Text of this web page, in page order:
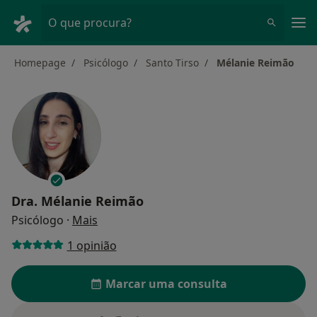
O que procura?
Homepage Psicólogo Santo Tirso Mélanie Reimão
Dra. Mélanie Reimão
Psicólogo · Mais
1 opinião
Marcar uma consulta